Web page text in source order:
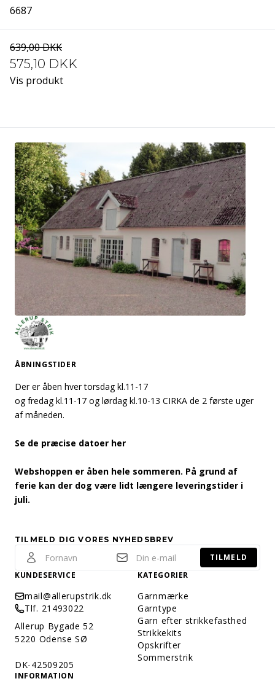
6687
639,00 DKK
575,10 DKK
Vis produkt
ÅBNINGSTIDER
Der er åben hver torsdag kl.11-17
og fredag kl.11-17 og lørdag kl.10-13 CIRKA de 2 første uger
af måneden.
Se de præcise datoer her
Webshoppen er åben hele sommeren. På grund af
ferie kan der dog være lidt længere leveringstider i
juli.
TILMELD DIG VORES NYHEDSBREV
TILMELD
KUNDESERVICE
mail@allerupstrik.dk
Tlf. 21493022
Allerup Bygade 52
5220 Odense SØ
DK-42509205
KATEGORIER
Garnmærke
Garntype
Garn efter strikkefasthed
Strikkekits
Opskrifter
Sommerstrik
INFORMATION